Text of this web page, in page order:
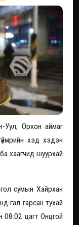
Уул, Орхон аймаг
хэд хэдэн
хаагчид шуурхай
сумын Хайрхан
гал гарсан тухай
08:02 цагт Онцгой